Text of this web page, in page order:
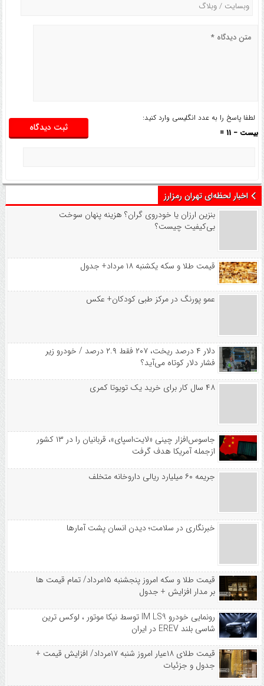
لطفا پاسخ را به عدد انگلیسی وارد کنید:
بیست − 11 =
اخبار لحظه‌ای تهران رمزارز
بنزین ارزان یا خودروی گران؟ هزینه پنهان سوخت
بی‌کیفیت چیست؟
قیمت طلا و سکه یکشنبه ۱۸ مرداد+ جدول
عمو پورنگ در مرکز طبی کودکان+ عکس
دلار ۴ درصد ریخت، ۲۰۷ فقط ۲.۹ درصد / خودرو زیر
فشار دلار کوتاه می‌آید؟
۴۸ سال کار برای خرید یک تویوتا کمری
جاسوس‌افزار چینی «لایت‌اسپای»، قربانیان را در ۱۳ کشور
ازجمله آمریکا هدف گرفت
جریمه ۶۰ میلیارد ریالی داروخانه متخلف
خبرنگاری در سلامت؛ دیدن انسان پشت آمارها
قیمت طلا و سکه امروز پنجشنبه ۱۵مرداد/ تمام قیمت ها
بر مدار افزایش + جدول
رونمایی خودرو IM LS9 توسط نیکا موتور ، لوکس ترین
شاسی بلند EREV در ایران
قیمت طلای ۱۸عیار امروز شنبه ۱۷مرداد/ افزایش قیمت +
جدول و جزئیات